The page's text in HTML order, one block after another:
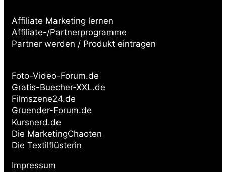
Affiliate Marketing lernen
Affiliate-/Partnerprogramme
Partner werden / Produkt eintragen
Foto-Video-Forum.de
Gratis-Buecher-XXL.de
Filmszene24.de
Gruender-Forum.de
Kursnerd.de
Die MarketingChaoten
Die Textilflüsterin
Impressum